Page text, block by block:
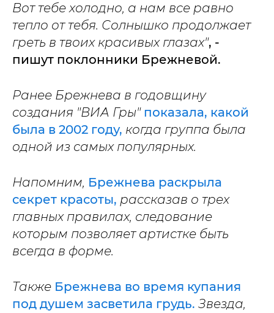
Вот тебе холодно, а нам все равно
тепло от тебя. Солнышко продолжает
греть в твоих красивых глазах", -
пишут поклонники Брежневой.
Ранее Брежнева в годовщину
создания "ВИА Гры" показала, какой
была в 2002 году, когда группа была
одной из самых популярных.
Напомним, Брежнева раскрыла
секрет красоты, рассказав о трех
главных правилах, следование
которым позволяет артистке быть
всегда в форме.
Также Брежнева во время купания
под душем засветила грудь. Звезда,